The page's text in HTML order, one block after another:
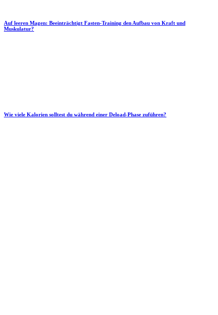
Auf leeren Magen: Beeinträchtigt Fasten-Training den Aufbau von Kraft und
Muskulatur?
Wie viele Kalorien solltest du während einer Deload-Phase zuführen?